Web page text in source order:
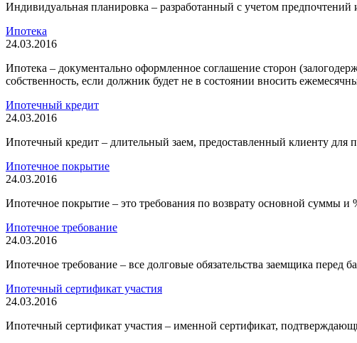
Индивидуальная планировка – разработанный с учетом
Ипотека
24.03.2016
Ипотека – документально оформленное соглашение сторон
собственность, если должник будет не в состоянии вносить
Ипотечный кредит
24.03.2016
Ипотечный кредит – длительный заем, предоставленный клиенту
Ипотечное покрытие
24.03.2016
Ипотечное покрытие – это требования по возврату основной суммы
Ипотечное требование
24.03.2016
Ипотечное требование – все долговые обязательства заемщика
Ипотечный сертификат участия
24.03.2016
Ипотечный сертификат участия – именной сертификат,